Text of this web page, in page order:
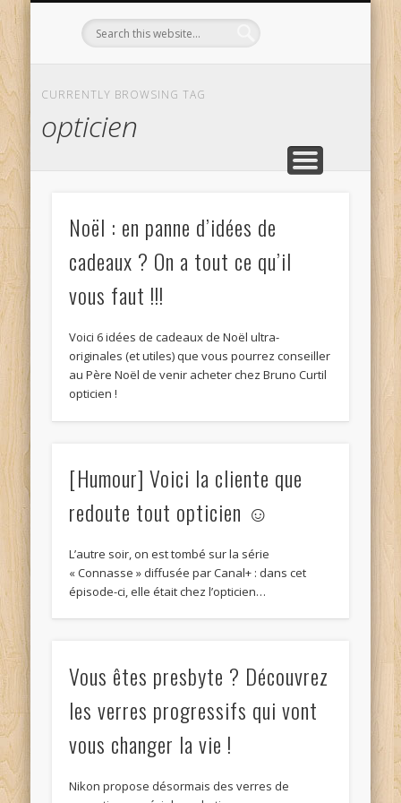
CURRENTLY BROWSING TAG
opticien
Noël : en panne d’idées de
cadeaux ? On a tout ce qu’il
vous faut !!!
Voici 6 idées de cadeaux de Noël ultra-
originales (et utiles) que vous pourrez conseiller
au Père Noël de venir acheter chez Bruno Curtil
opticien !
[Humour] Voici la cliente que
redoute tout opticien ☺
L’autre soir, on est tombé sur la série
« Connasse » diffusée par Canal+ : dans cet
épisode-ci, elle était chez l’opticien…
Vous êtes presbyte ? Découvrez
les verres progressifs qui vont
vous changer la vie !
Nikon propose désormais des verres de